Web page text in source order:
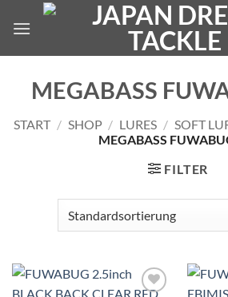
Inhalt
MEGABASS
START / SHOP / LURES / SOFT
MEGABASS
FILTER